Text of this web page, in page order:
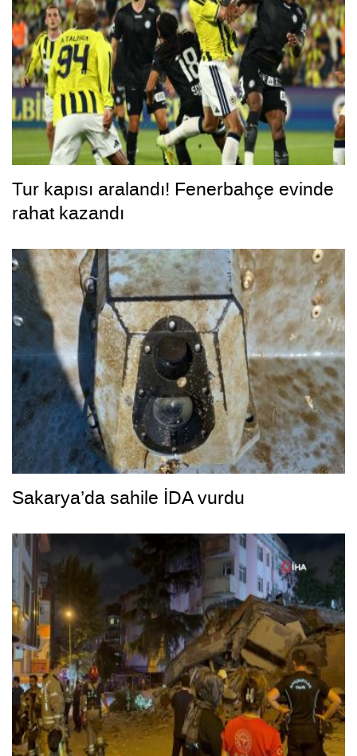
Tur kapısı aralandı! Fenerbahçe evinde
rahat kazandı
Sakarya’da sahile İDA vurdu